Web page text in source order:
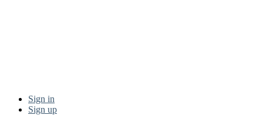
Sign in
Sign up